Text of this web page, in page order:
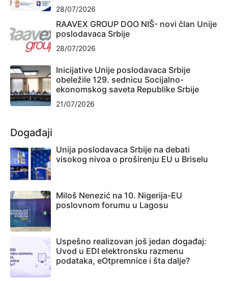
28/07/2026
RAAVEX GROUP DOO NIŠ- novi član Unije
poslodavaca Srbije
28/07/2026
Inicijative Unije poslodavaca Srbije
obeležile 129. sednicu Socijalno-
ekonomskog saveta Republike Srbije
21/07/2026
Događaji
Unija poslodavaca Srbije na debati
visokog nivoa o proširenju EU u Briselu
Miloš Nenezić na 10. Nigerija-EU
poslovnom forumu u Lagosu
Uspešno realizovan još jedan događaj:
Uvod u EDI elektronsku razmenu
podataka, eOtpremnice i šta dalje?